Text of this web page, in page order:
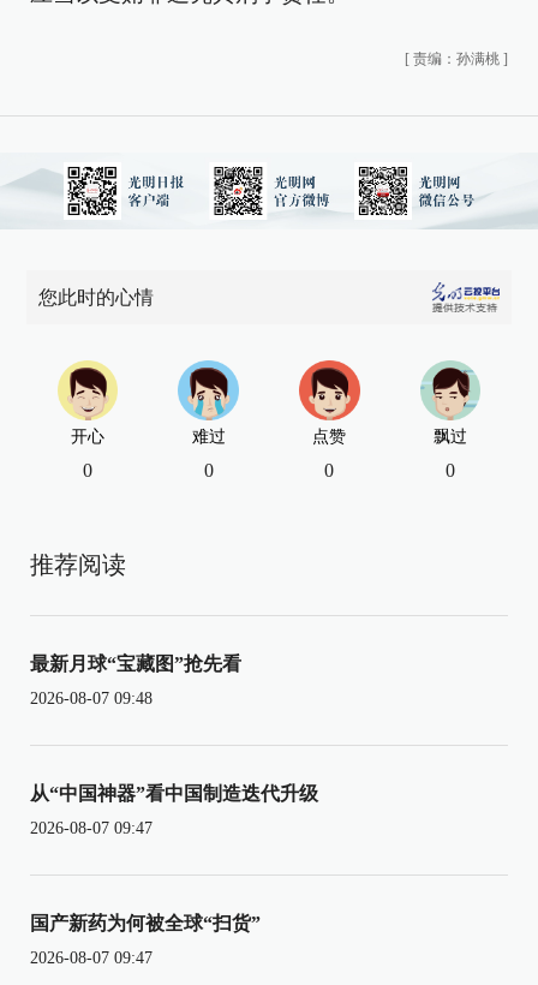
[ 责编：孙满桃 ]
您此时的心情
开心
0
难过
0
点赞
0
飘过
0
推荐阅读
最新月球“宝藏图”抢先看
2026-08-07 09:48
从“中国神器”看中国制造迭代升级
2026-08-07 09:47
国产新药为何被全球“扫货”
2026-08-07 09:47